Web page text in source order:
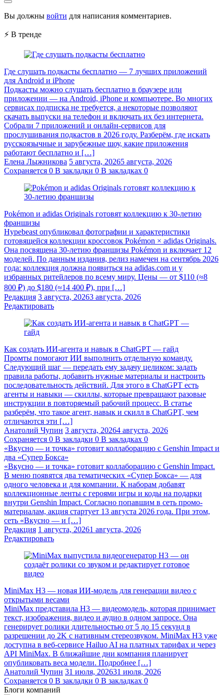
Вы должны войти для написания комментариев.
⚡ В тренде
Где слушать подкасты бесплатно — 7 лучших приложений
для Android и iPhone
Подкасты можно слушать бесплатно в браузере или
приложении — на Android, iPhone и компьютере. Во многих
сервисах подписка не требуется, а некоторые позволяют
скачать выпуски на телефон и включать их без интернета.
Собрали 7 приложений и онлайн-сервисов для
прослушивания подкастов в 2026 году. Разберём, где искать
русскоязычные и зарубежные шоу, какие приложения
работают бесплатно и […]
Елена Лыжникова 5 августа, 20265 августа, 2026
Сохраняется 0 В закладки 0 В закладках 0
Pokémon и adidas Originals готовят коллекцию к 30-летию
франшизы
Hypebeast опубликовал фотографии и характеристики
готовящейся коллекции кроссовок Pokémon × adidas Originals.
Она посвящена 30-летию франшизы Pokémon и включает 12
моделей. По данным издания, релиз намечен на сентябрь 2026
года: коллекция должна появиться на adidas.com и у
избранных ритейлеров по всему миру. Цены — от $110 (≈8
800 ₽) до $180 (≈14 400 ₽), при […]
Редакция 3 августа, 20263 августа, 2026
Редактировать
Как создать ИИ-агента и навык в ChatGPT — гайд
Промты помогают ИИ выполнить отдельную команду.
Следующий шаг — передать ему задачу целиком: задать
правила работы, добавить нужные материалы и настроить
последовательность действий. Для этого в ChatGPT есть
агенты и навыки — скиллы, которые превращают разовые
инструкции в повторяемый рабочий процесс. В статье
разберём, что такое агент, навык и скилл в ChatGPT, чем
отличаются эти […]
Анатолий Чупин 3 августа, 20264 августа, 2026
Сохраняется 0 В закладки 0 В закладках 0
«Вкусно — и точка» готовит коллаборацию с Genshin Impact и
два «Супер Бокса»
«Вкусно — и точка» готовит коллаборацию с Genshin Impact.
В меню появятся два тематических «Супер Бокса» — для
одного человека и для компании. К наборам добавят
коллекционные ленты с героями игры и коды на подарки
внутри Genshin Impact. Согласно попавшим в сеть промо-
материалам, акция стартует 13 августа 2026 года. При этом,
сеть «Вкусно — и […]
Редакция 1 августа, 20261 августа, 2026
Редактировать
MiniMax H3 — новая ИИ-модель для генерации видео с
открытыми весами
MiniMax представила H3 — видеомодель, которая принимает
текст, изображения, видео и аудио в одном запросе. Она
генерирует ролики длительностью от 5 до 15 секунд в
разрешении до 2K с нативным стереозвуком. MiniMax H3 уже
доступна в веб-сервисе Hailuo AI на платных тарифах и через
API MiniMax. В ближайшие дни компания планирует
опубликовать веса модели. Подробнее […]
Анатолий Чупин 31 июля, 202631 июля, 2026
Сохраняется 0 В закладки 0 В закладках 0
Блоги компаний